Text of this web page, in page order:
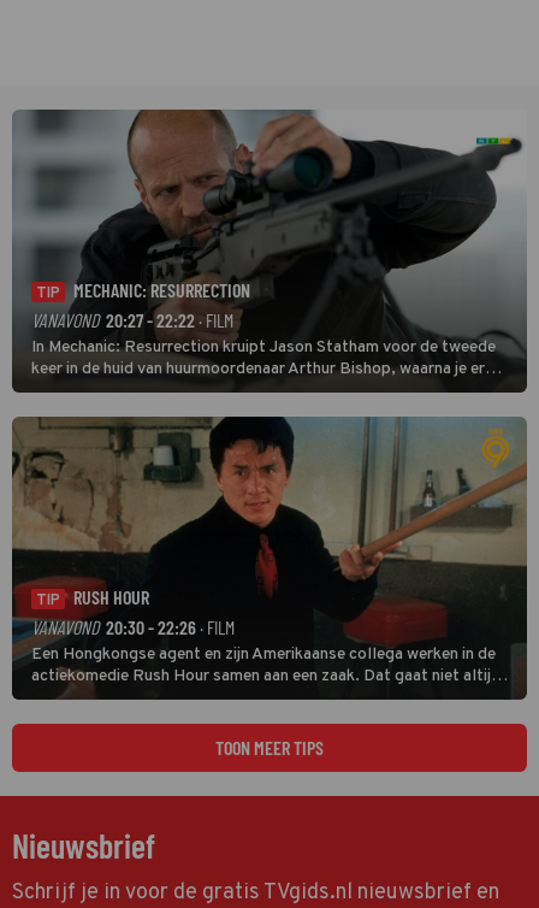
TIP
MECHANIC: RESURRECTION
VANAVOND 20:27 - 22:22· FILM
In Mechanic: Resurrection kruipt Jason Statham voor de tweede
keer in de huid van huurmoordenaar Arthur Bishop, waarna je er
donder op kunt zeggen dat er van Bishops geplande pensioen niet
veel terechtkomt.
TIP
RUSH HOUR
VANAVOND 20:30 - 22:26 · FILM
Een Hongkongse agent en zijn Amerikaanse collega werken in de
actiekomedie Rush Hour samen aan een zaak. Dat gaat niet altijd
van een leien dakje.
TOON MEER TIPS
Nieuwsbrief
Schrijf je in voor de gratis TVgids.nl nieuwsbrief en